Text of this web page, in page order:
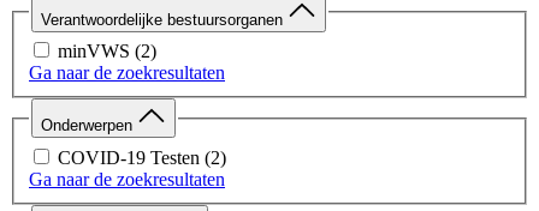
Verantwoordelijke bestuursorganen
minVWS (2)
Ga naar de zoekresultaten
Onderwerpen
COVID-19 Testen (2)
Ga naar de zoekresultaten